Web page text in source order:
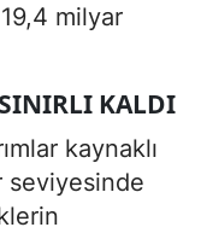
milyar
KALDI
kaynaklı